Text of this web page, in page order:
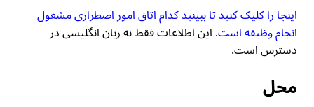
اینجا را کلیک کنید تا ببینید کدام اتاق امور اضطراری مشغول
انجام وظیفه است. این اطلاعات فقط به زبان انگلیسی در
دسترس است.
محل